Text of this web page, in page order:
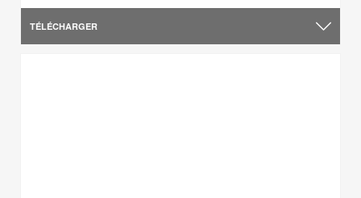
TÉLÉCHARGER